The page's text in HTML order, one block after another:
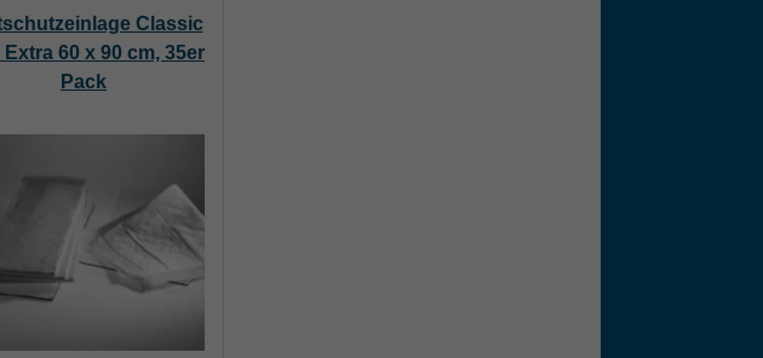
Classic
Extra 60 x 90 cm, 35er
Pack